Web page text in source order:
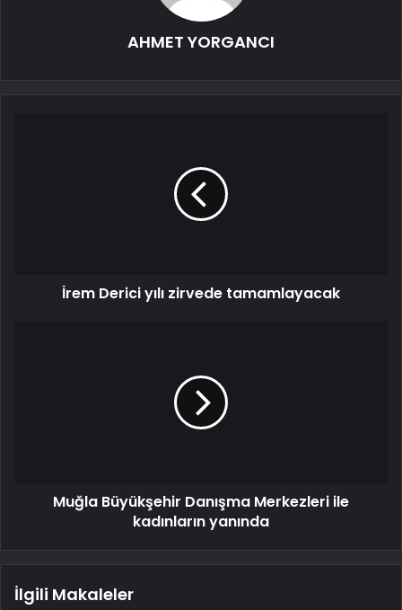
AHMET YORGANCI
İrem Derici yılı zirvede tamamlayacak
Muğla Büyükşehir Danışma Merkezleri ile
kadınların yanında
İlgili Makaleler